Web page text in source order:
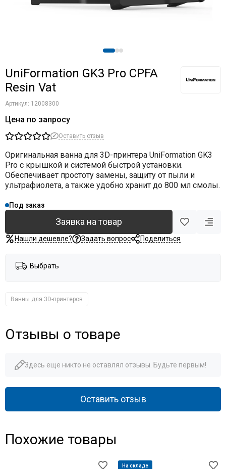
UniFormation GK3 Pro CPFA
Resin Vat
Артикул: 12008300
Цена по запросу
Оставить отзыв
Оригинальная ванна для 3D-принтера UniFormation GK3
Pro с крышкой и системой быстрой установки.
Обеспечивает простоту замены, защиту от пыли и
ультрафиолета, а также удобно хранит до 800 мл смолы.
Под заказ
Заявка на товар
Нашли дешевле? Задать вопрос Поделиться
Выбрать
Ванны для 3D-принтеров
Отзывы о товаре
Здесь еще никто не оставлял отзывы. Будьте первым!
Оставить отзыв
Похожие товары
На складе